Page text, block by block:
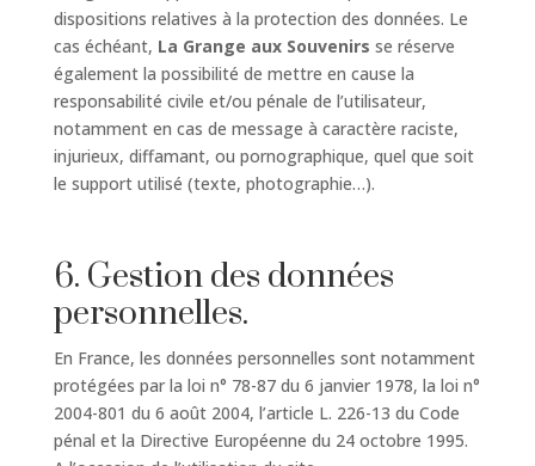
dispositions relatives à la protection des données. Le
cas échéant, La Grange aux Souvenirs se réserve
également la possibilité de mettre en cause la
responsabilité civile et/ou pénale de l’utilisateur,
notamment en cas de message à caractère raciste,
injurieux, diffamant, ou pornographique, quel que soit
le support utilisé (texte, photographie…).
6. Gestion des données
personnelles.
En France, les données personnelles sont notamment
protégées par la loi n° 78-87 du 6 janvier 1978, la loi n°
2004-801 du 6 août 2004, l’article L. 226-13 du Code
pénal et la Directive Européenne du 24 octobre 1995.